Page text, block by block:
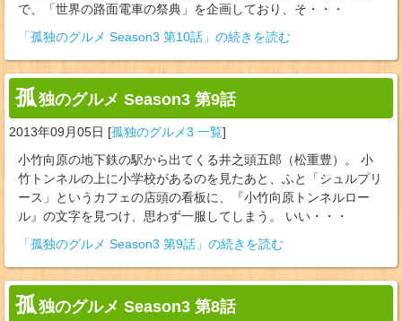
で、「世界の路面電車の祭典」を企画しており、そ・・・
「孤独のグルメ Season3 第10話」の続きを読む
孤独のグルメ Season3 第9話
2013年09月05日 [孤独のグルメ3 一覧]
小竹向原の地下鉄の駅から出てくる井之頭五郎（松重豊）。 小
竹トンネルの上に小学校があるのを見たあと、ふと「シュルプリ
ース」というカフェの店頭の看板に、『小竹向原トンネルロー
ル』の文字を見つけ、思わず一服してしまう。 いい・・・
「孤独のグルメ Season3 第9話」の続きを読む
孤独のグルメ Season3 第8話